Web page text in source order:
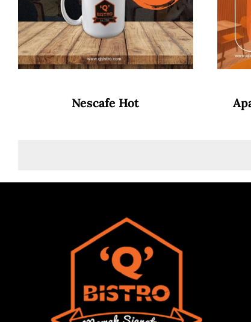
Nescafe Hot